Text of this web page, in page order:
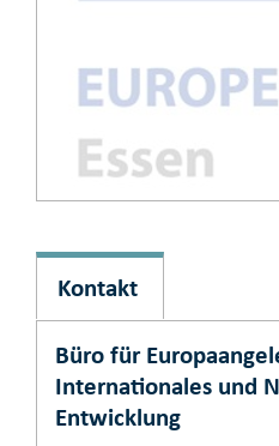
Kontakt
Büro für
Internationales und
Entwicklung